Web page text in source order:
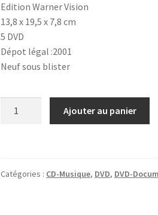
Edition Warner Vision
13,8 x 19,5 x 7,8 cm
5 DVD
Dépot légal :2001
Neuf sous blister
5
Ajouter au panier
Catégories : CD-Musique, DVD, DVD-